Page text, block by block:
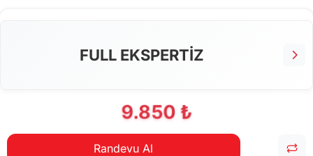
FULL EKSPERTİZ
9.850 ₺
Randevu Al